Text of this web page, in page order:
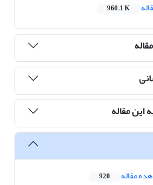
960.1 K
این مقاله
مقاله 920